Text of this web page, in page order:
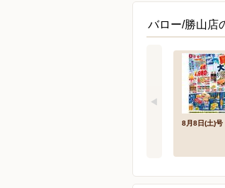
バロー/勝山
8月8日(土)号